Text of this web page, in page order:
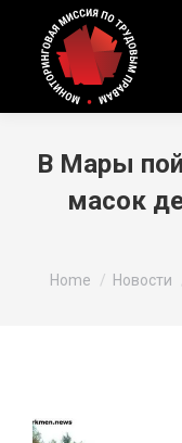
В Мары
масок
You are here:
Home Новости